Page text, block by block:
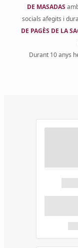
DE MASADAS
socials afegits i
DE PAGÈS DE LA
Durant 10 anys